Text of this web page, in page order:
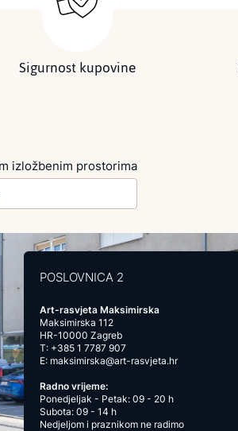
Sigurnost kupovine
izložbenim prostorima
POSLOVNICA 2
Art-rasvjeta Maksimirska
Maksimirska 112
HR-10000 Zagreb
T: +385 1 7787 907
E: maksimirska@art-rasvjeta.hr
Radno vrijeme:
Ponedjeljak - Petak: 09 - 20 h
Subota: 09 - 14 h
Nedjeljom i praznikom ne radimo